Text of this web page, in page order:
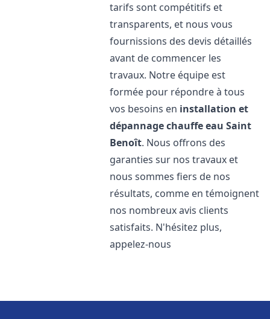
tarifs sont compétitifs et
transparents, et nous vous
fournissions des devis détaillés
avant de commencer les
travaux. Notre équipe est
formée pour répondre à tous
vos besoins en installation et
dépannage chauffe eau Saint
Benoît. Nous offrons des
garanties sur nos travaux et
nous sommes fiers de nos
résultats, comme en témoignent
nos nombreux avis clients
satisfaits. N'hésitez plus,
appelez-nous